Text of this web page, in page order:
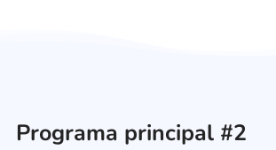
Programa principal #2